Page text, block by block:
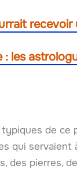
recevoir
les
de ce
qui servaient
des pierres,